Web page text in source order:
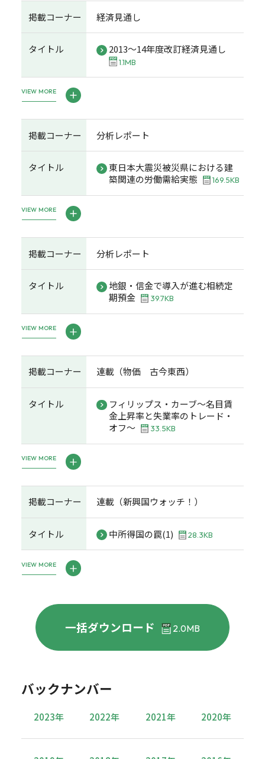
掲載コーナー 経済見通し
タイトル 2013～14年度改訂経済見通し
1.1MB
VIEW MORE
掲載コーナー 分析レポート
タイトル
東日本大震災被災県における建
築関連の労働需給実態
169.5KB
VIEW MORE
掲載コーナー 分析レポート
タイトル
地銀・信金で導入が進む相続定
期預金
39.7KB
VIEW MORE
掲載コーナー 連載（物価 古今東西）
タイトル
フィリップス・カーブ～名目賃
金上昇率と失業率のトレード・
オフ～
33.5KB
VIEW MORE
掲載コーナー 連載（新興国ウォッチ！）
タイトル 中所得国の罠(1) 28.3KB
VIEW MORE
一括ダウンロード 2.0MB
バックナンバー
2023年 2022年 2021年 2020年